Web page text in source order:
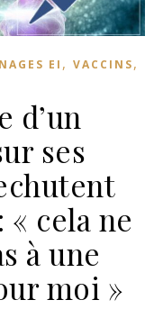
EI , VACCINS,
d’un
ses
« cela ne
à une
moi »